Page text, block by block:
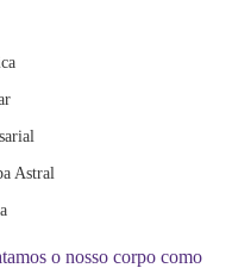
Astral
o nosso corpo como